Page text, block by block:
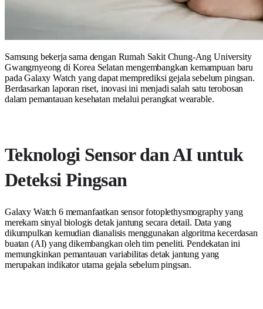
Samsung bekerja sama dengan Rumah Sakit Chung-Ang University
Gwangmyeong di Korea Selatan mengembangkan kemampuan baru
pada Galaxy Watch yang dapat memprediksi gejala sebelum pingsan.
Berdasarkan laporan riset, inovasi ini menjadi salah satu terobosan
dalam pemantauan kesehatan melalui perangkat wearable.
Teknologi Sensor dan AI untuk
Deteksi Pingsan
Galaxy Watch 6 memanfaatkan sensor fotoplethysmography yang
merekam sinyal biologis detak jantung secara detail. Data yang
dikumpulkan kemudian dianalisis menggunakan algoritma kecerdasan
buatan (AI) yang dikembangkan oleh tim peneliti. Pendekatan ini
memungkinkan pemantauan variabilitas detak jantung yang
merupakan indikator utama gejala sebelum pingsan.